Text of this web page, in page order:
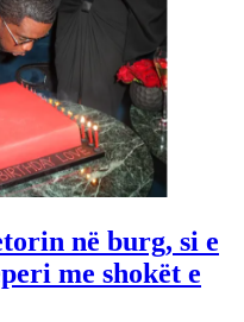
në burg, si e
me shokët e